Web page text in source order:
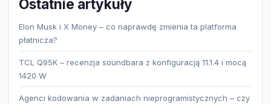
Ostatnie artykuły
Elon Musk i X Money – co naprawdę zmienia ta platforma
płatnicza?
TCL Q95K – recenzja soundbara z konfiguracją 11.1.4 i mocą
1420 W
Agenci kodowania w zadaniach nieprogramistycznych – czy